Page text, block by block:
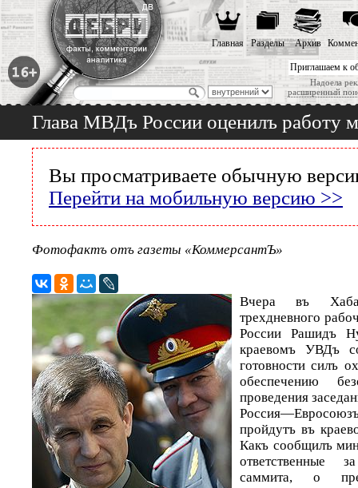
Приглашаем к
Надоела
расширенный
Главная Разделы Архив
Глава МВДъ России оценилъ работу
Вы просматриваете обычную
Перейти на мобильную версию >>
Фотофактъ отъ газеты «КоммерсантЪ»
Вчера въ
трехдневного
России Рашидъ
краевомъ УВДъ
готовности силъ
обеспечению
проведения
пройдутъ въ
Какъ сообщилъ
ответственные
саммита, о